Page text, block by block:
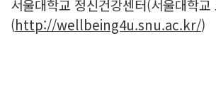
서울대학교 정신건강센터(서울대학교
(http://wellbeing4u.snu.ac.kr/)